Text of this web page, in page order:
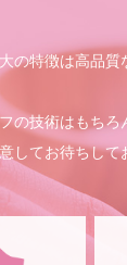
の特徴は高品質
の技術はもち
してお待ちして